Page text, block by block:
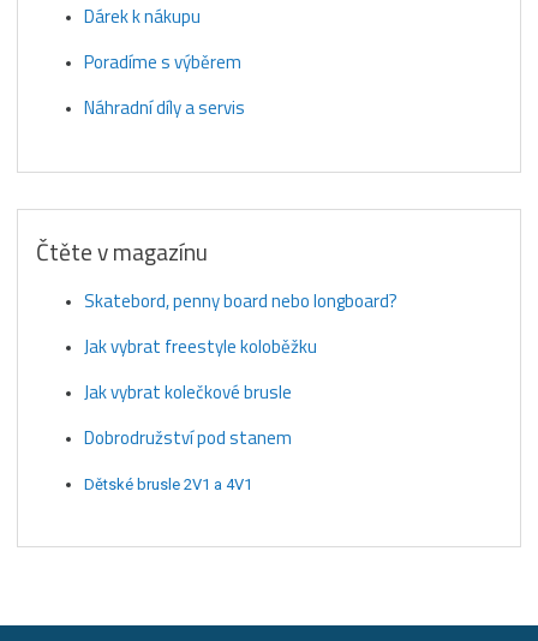
Dárek k nákupu
Poradíme s výběrem
Náhradní díly a servis
Čtěte v magazínu
Skatebord, penny board nebo longboard?
Jak vybrat freestyle koloběžku
Jak vybrat kolečkové brusle
Dobrodružství pod stanem
Dětské brusle 2V1 a 4V1